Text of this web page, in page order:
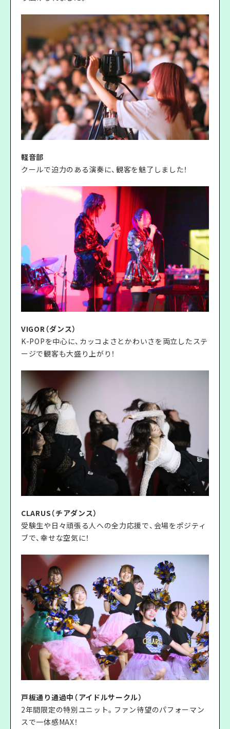
軽音部
クールで迫力のある演奏に、観客を魅了しました！
VIGOR（ダンス）
K-POPを中心に、カッコよさとかわいさを両立したステ
ージで観客も大盛り上がり！
CLARUS（チアダンス）
受験生や日々頑張る人への全力応援で、会場をポジティ
ブで、幸せな空気に！
戸板通り通過中（アイドルサークル）
2年間限定の特別ユニット。ファン待望のパフォーマン
スで一体感MAX！